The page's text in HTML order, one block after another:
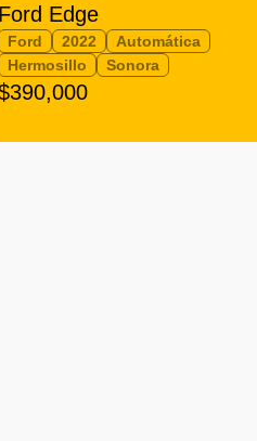
Ford Edge
Ford 2022
Automática
Hermosillo
Sonora